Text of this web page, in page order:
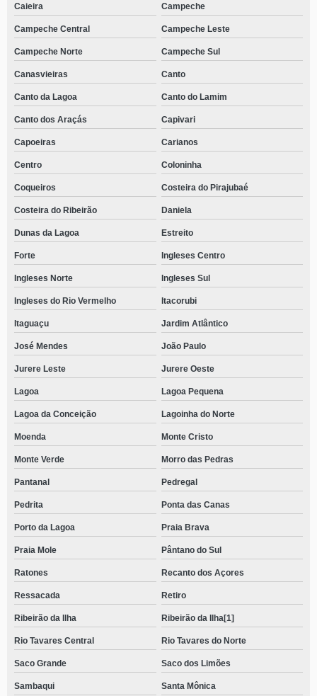
Caieira Campeche
Campeche Central Campeche Leste
Campeche Norte Campeche Sul
Canasvieiras Canto
Canto da Lagoa Canto do Lamim
Canto dos Araçás Capivari
Capoeiras Carianos
Centro Coloninha
Coqueiros Costeira do Pirajubaé
Costeira do Ribeirão Daniela
Dunas da Lagoa Estreito
Forte Ingleses Centro
Ingleses Norte Ingleses Sul
Ingleses do Rio Vermelho Itacorubi
Itaguaçu Jardim Atlântico
José Mendes João Paulo
Jurere Leste Jurere Oeste
Lagoa Lagoa Pequena
Lagoa da Conceição Lagoinha do Norte
Moenda Monte Cristo
Monte Verde Morro das Pedras
Pantanal Pedregal
Pedrita Ponta das Canas
Porto da Lagoa Praia Brava
Praia Mole Pântano do Sul
Ratones Recanto dos Açores
Ressacada Retiro
Ribeirão da Ilha Ribeirão da Ilha[1]
Rio Tavares Central Rio Tavares do Norte
Saco Grande Saco dos Limões
Sambaqui Santa Mônica